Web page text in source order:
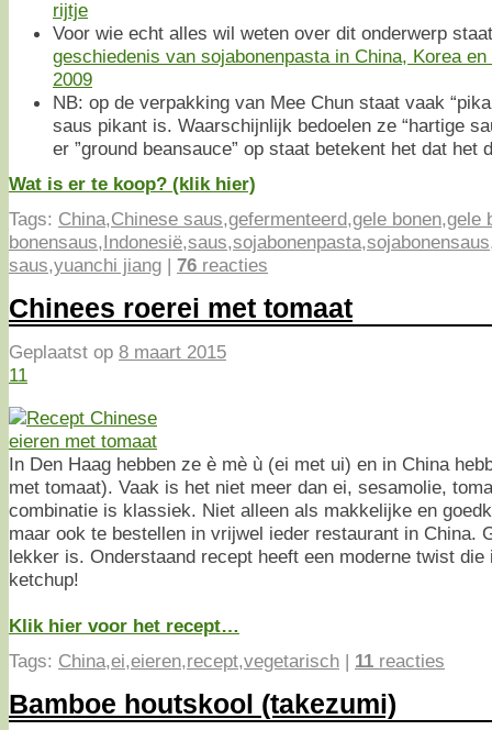
rijtje
Voor wie echt alles wil weten over dit onderwerp
geschiedenis van sojabonenpasta in China, Korea
2009
NB: op de verpakking van Mee Chun staat vaak
saus pikant is. Waarschijnlijk bedoelen ze “hartige
er ”ground beansauce” op staat betekent het dat het
Wat is er te koop? (klik hier)
Tags: China,Chinese saus,gefermenteerd,gele bonen,gele
bonensaus,Indonesië,saus,sojabonenpasta,sojabonensaus
saus,yuanchi jiang | 76 reacties
Chinees roerei met tomaat
Geplaatst op 8 maart 2015
11
In Den Haag hebben ze è mè ù (ei met ui) en in China
met tomaat). Vaak is het niet meer dan ei, sesamolie,
combinatie is klassiek. Niet alleen als makkelijke en
maar ook te bestellen in vrijwel ieder restaurant in China.
lekker is. Onderstaand recept heeft een moderne twist
ketchup!
Klik hier voor het recept…
Tags: China,ei,eieren,recept,vegetarisch | 11 reacties
Bamboe houtskool (takezumi)